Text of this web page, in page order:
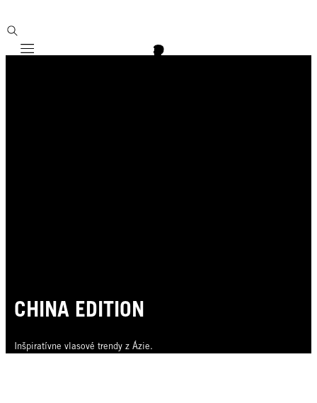
Mobile navigation
CHINA EDITION
Inšpiratívne vlasové trendy z Ázie.